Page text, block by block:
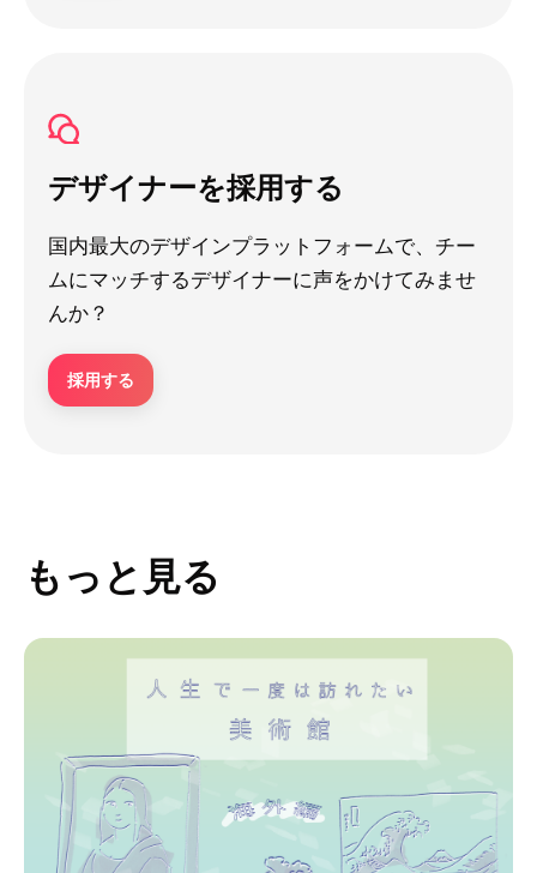
デザイナーを採用する
国内最大のデザインプラットフォームで、チー
ムにマッチするデザイナーに声をかけてみませ
んか？
採用する
もっと見る